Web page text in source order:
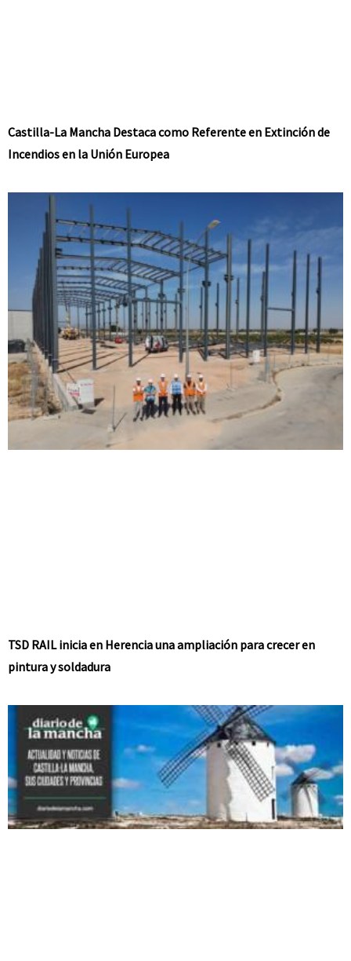
Castilla-La Mancha Destaca como Referente en Extinción de
Incendios en la Unión Europea
TSD RAIL inicia en Herencia una ampliación para crecer en
pintura y soldadura